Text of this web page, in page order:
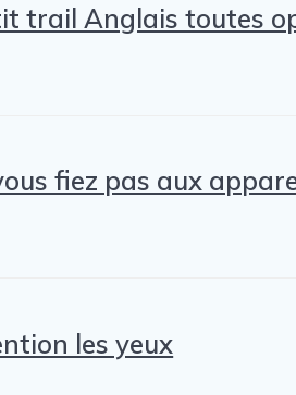
trail Anglais toutes
fiez pas aux
les yeux